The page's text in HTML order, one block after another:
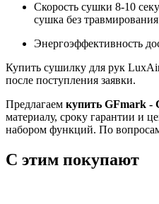
Скорость сушки 8-10
сушка без
Энергоэффективность
Купить сушилку для рук
после поступления заявки.
Предлагаем купить GFmark -
материалу, сроку гарантии и
набором функций. По
С этим покупают